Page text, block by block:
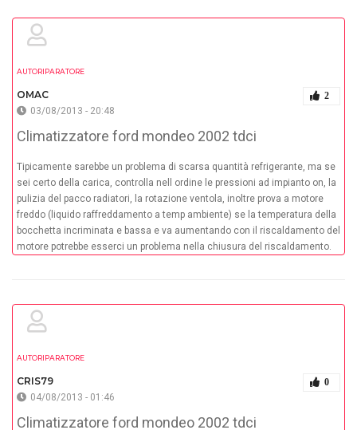
AUTORIPARATORE
OMAC 2
03/08/2013 - 20:48
Climatizzatore ford mondeo 2002 tdci
Tipicamente sarebbe un problema di scarsa quantità refrigerante, ma se
sei certo della carica, controlla nell ordine le pressioni ad impianto on, la
pulizia del pacco radiatori, la rotazione ventola, inoltre prova a motore
freddo (liquido raffreddamento a temp ambiente) se la temperatura della
bocchetta incriminata e bassa e va aumentando con il riscaldamento del
motore potrebbe esserci un problema nella chiusura del riscaldamento.
AUTORIPARATORE
CRIS79 0
04/08/2013 - 01:46
Climatizzatore ford mondeo 2002 tdci